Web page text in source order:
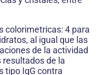
colorimetricas: 4 para
al igual que las
de la actividad
resultados de la
tipo IgG contra